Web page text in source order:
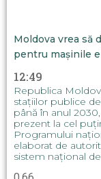
Moldova vrea să
pentru mașinile
12:49
Republica
stațiilor publice
până în anul
prezent la cel
Programului
elaborat de
sistem național